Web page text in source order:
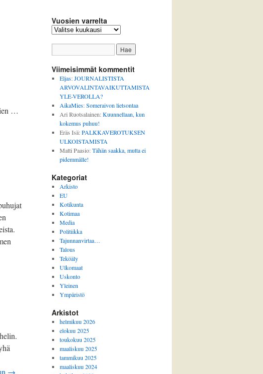
…
→
Vuosien varrelta
Vuosien
Viimeisimmät kommentit
Eljas:JOURNALISTISTA
ARVOVALINTAVAIKUTTAMISTA
YLE-VEROLLA?
AikaMies:Someraivon lietsontaa
Ari Ruotsalainen:Kuunnellaan, kun
kokemus puhuu!
Eräs Isä:PALKKAVEROTUKSEN
ULKOISTAMISTA
Matti Paasio:Tähän saakka, mutta ei
pidemmälle!
Kategoriat
Arkisto
EU
Kotikunta
Kotimaa
Media
Politiikka
Tajunnanvirtaa…
Talous
Teköäly
Ulkomaat
Uskonto
Yleinen
Ympäristö
Arkistot
helmikuu 2026
elokuu 2025
toukokuu 2025
maaliskuu 2025
tammikuu 2025
maaliskuu 2024